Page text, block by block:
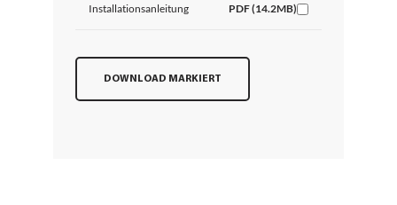
Installationsanleitung PDF (14.2MB)
DOWNLOAD MARKIERT